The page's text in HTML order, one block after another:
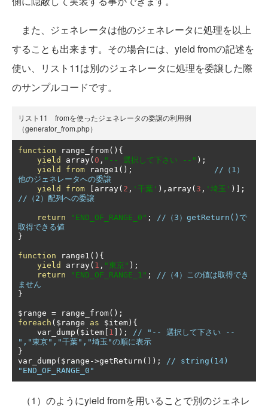
また、ジェネレータは他のジェネレータに処理を以上
することも出来ます。その場合には、yield fromの記述を
使い、リスト11は別のジェネレータに処理を委譲した際
のサンプルコードです。
リスト11 fromを使ったジェネレータの委譲の利用例
（generator_from.php）
function range_from(){
yield
array( 0 , "-- 選択して下さい --" );
yield
from range1 ();
//（1）
他のジェネレータへの委譲
yield
from array( 2 , '千葉' ), array( 3 , '埼玉' )];
//（2）配列への委譲
return "END_OF_RANGE_0" ;
//（3）getReturn()で
取得できる値
}
function range1 (){
yield
array( 1 , "東京" );
return
"END_OF_RANGE_1" ;
//（4）この値は取得でき
ません
}
$range = range_from();
foreach ( $range as $item ){
    var_dump
( $item 1 ]);
// "-- 選択して下さい --
","東京","千葉","埼玉"の順に表示
}
var_dump ( $range ->getReturn ());
// string(14)
"END_OF_RANGE_0"
（1）のようにyield fromを用いることで別のジェネレ